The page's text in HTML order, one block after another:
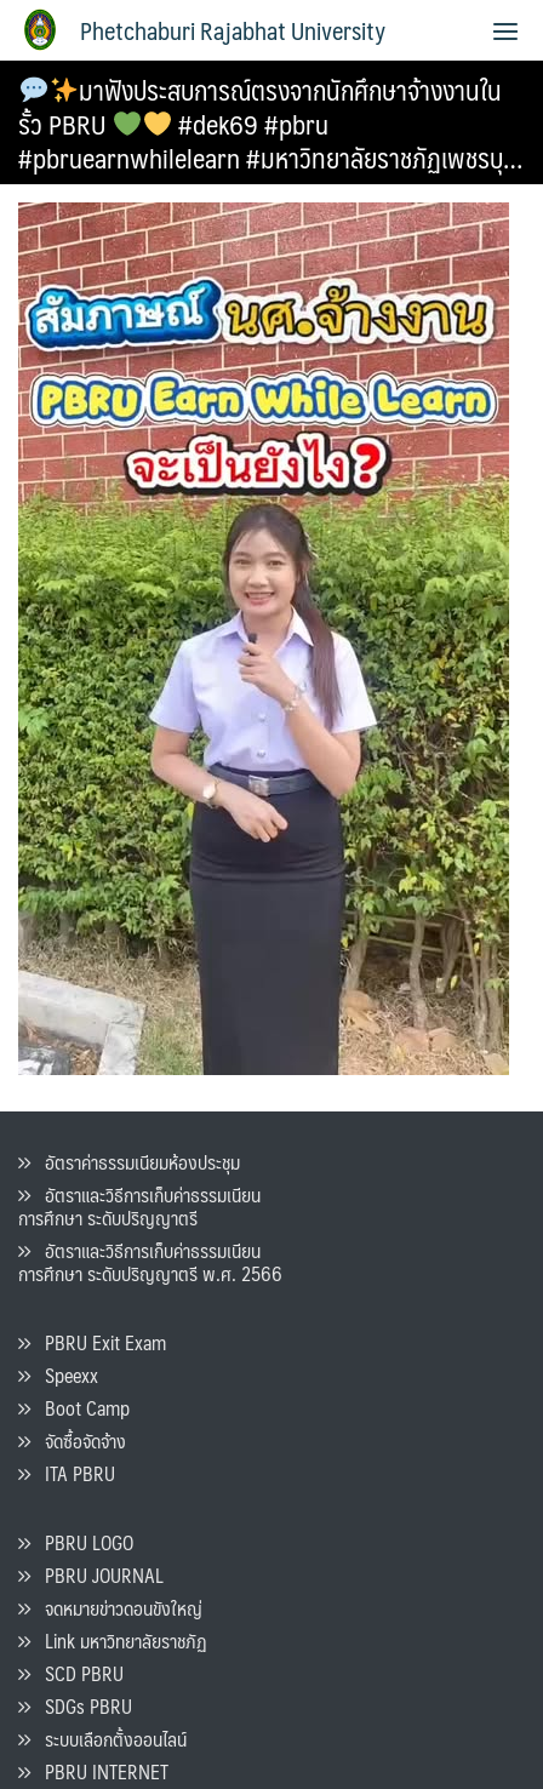
Phetchaburi Rajabhat University
มาฟังประสบการณ์ตรงจากนักศึกษาจ้างงานใน
รั้ว PBRU #dek69 #pbru
#pbruearnwhilelearn #มหาวิทยาลัยราชภัฏเพชรบุ…
อัตราค่าธรรมเนียมห้องประชุม
อัตราและวิธีการเก็บค่าธรรมเนียน
การศึกษา ระดับปริญญาตรี
อัตราและวิธีการเก็บค่าธรรมเนียน
การศึกษา ระดับปริญญาตรี พ.ศ. 2566
PBRU Exit Exam
Speexx
Boot Camp
จัดซื้อจัดจ้าง
ITA PBRU
PBRU LOGO
PBRU JOURNAL
จดหมายข่าวดอนขังใหญ่
Link มหาวิทยาลัยราชภัฏ
SCD PBRU
SDGs PBRU
ระบบเลือกตั้งออนไลน์
PBRU INTERNET